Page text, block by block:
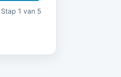
Stap 1 van 5